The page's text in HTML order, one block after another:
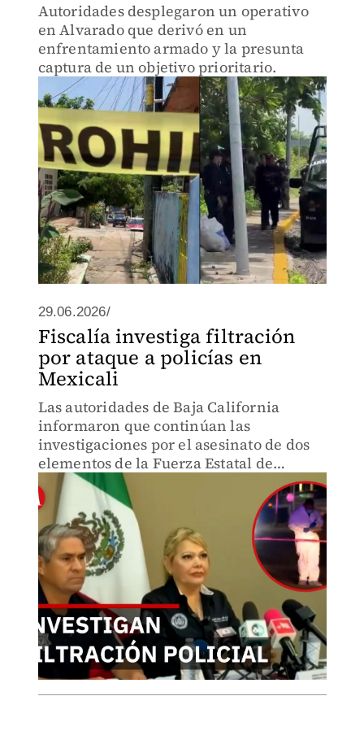
Autoridades desplegaron un operativo
en Alvarado que derivó en un
enfrentamiento armado y la presunta
captura de un objetivo prioritario.
29.06.2026/
Fiscalía investiga filtración
por ataque a policías en
Mexicali
Las autoridades de Baja California
informaron que continúan las
investigaciones por el asesinato de dos
elementos de la Fuerza Estatal de
Seguridad Ciudadana ocurrido en el
Valle de Mexicali.